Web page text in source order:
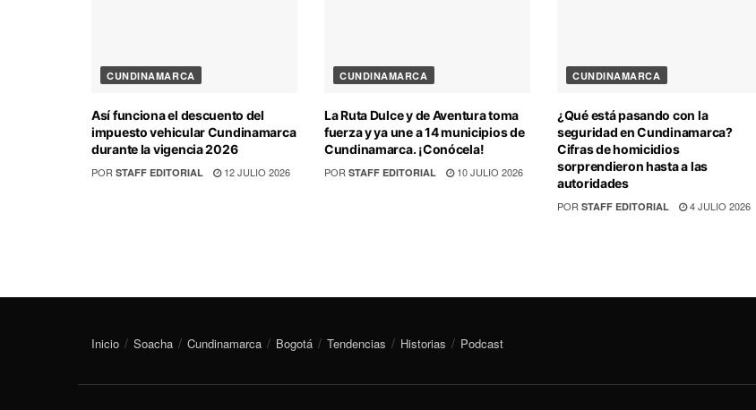
CUNDINAMARCA
Así funciona el descuento del
impuesto vehicular Cundinamarca
durante la vigencia 2026
POR STAFF EDITORIAL 12 JULIO 2026
CUNDINAMARCA
La Ruta Dulce y de Aventura toma
fuerza y ya une a 14 municipios de
Cundinamarca. ¡Conócela!
POR STAFF EDITORIAL 10 JULIO 2026
CUNDINAMARCA
¿Qué está pasando con la
seguridad en Cundinamarca?
Cifras de homicidios
sorprendieron hasta a las
autoridades
POR STAFF EDITORIAL 4 JULIO 2026
Inicio Soacha Cundinamarca Bogotá Tendencias Historias Podcast